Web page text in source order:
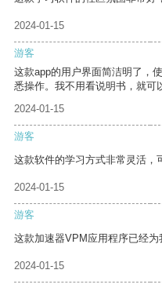
2024-01-15
游客
这款app的用户界面简洁明了，
悉操作。我不用看说明书，就可
2024-01-15
游客
这款软件的学习方式非常灵活，
2024-01-15
游客
这款加速器VPM应用程序已经为
2024-01-15